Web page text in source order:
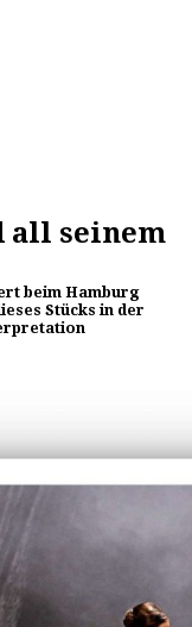
all seinem
beim Hamburg
Stücks in der